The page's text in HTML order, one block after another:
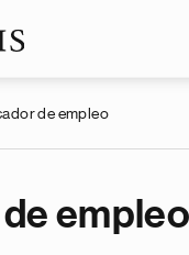
de empleo
empleo